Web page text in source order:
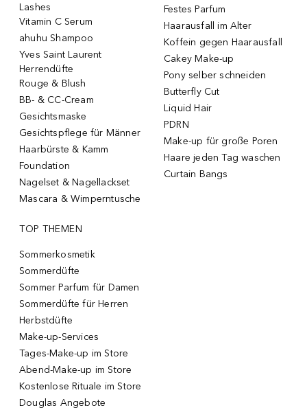
Lashes
Vitamin C Serum
ahuhu Shampoo
Yves Saint Laurent
Herrendüfte
Rouge & Blush
BB- & CC-Cream
Gesichtsmaske
Gesichtspflege für Männer
Haarbürste & Kamm
Foundation
Nagelset & Nagellackset
Mascara & Wimperntusche
Festes Parfum
Haarausfall im Alter
Koffein gegen Haarausfall
Cakey Make-up
Pony selber schneiden
Butterfly Cut
Liquid Hair
PDRN
Make-up für große Poren
Haare jeden Tag waschen
Curtain Bangs
TOP THEMEN
Sommerkosmetik
Sommerdüfte
Sommer Parfum für Damen
Sommerdüfte für Herren
Herbstdüfte
Make-up-Services
Tages-Make-up im Store
Abend-Make-up im Store
Kostenlose Rituale im Store
Douglas Angebote